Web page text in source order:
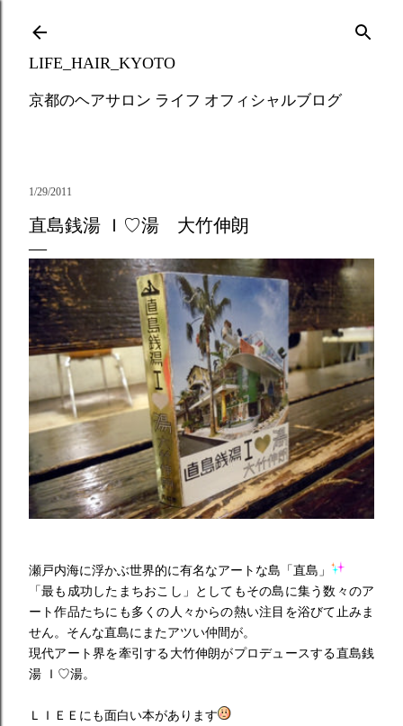
LIFE_HAIR_KYOTO
京都のヘアサロン ライフ オフィシャルブログ
1/29/2011
直島銭湯 Ｉ♡湯 大竹伸朗
瀬戸内海に浮かぶ世界的に有名なアートな島「直島」
「最も成功したまちおこし」としてもその島に集う数々のア
ート作品たちにも多くの人々からの熱い注目を浴びて止みま
せん。 そんな直島にまたアツい仲間が。
現代アート界を牽引する大竹伸朗がプロデュースする直島銭
湯 Ｉ♡湯。
ＬＩＥＥにも面白い本があります